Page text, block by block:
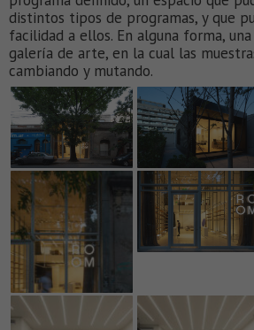
distintos tipos de programas, y que
facilidad a ellos. En alguna forma,
galería de arte, en la cual las
cambiando y mutando.